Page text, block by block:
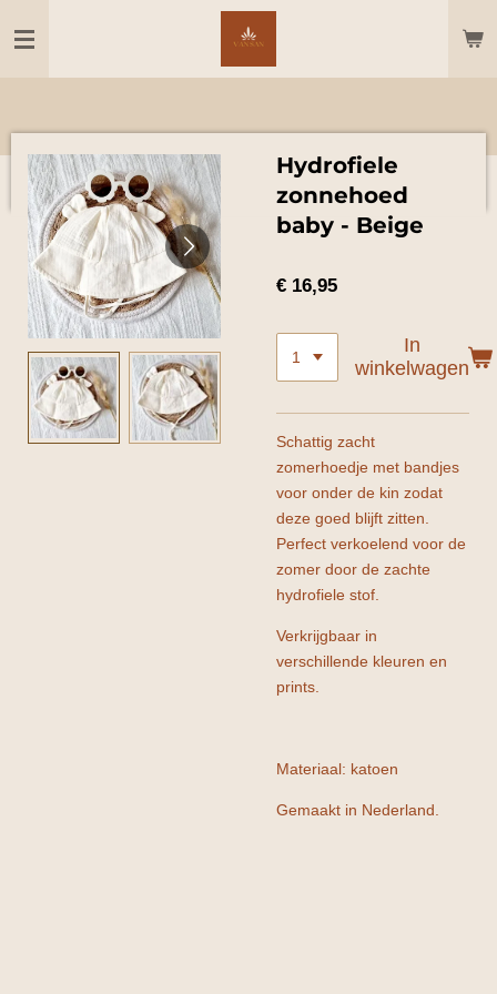
direct
Hydrofiele
zonnehoed
baby - Beige
€ 16,95
In
winkelwagen
Schattig zacht
zomerhoedje met bandjes
voor onder de kin zodat
deze goed blijft zitten.
Perfect verkoelend voor de
zomer door de zachte
hydrofiele stof.
Verkrijgbaar in
verschillende kleuren en
prints.
Materiaal: katoen
Gemaakt in Nederland.